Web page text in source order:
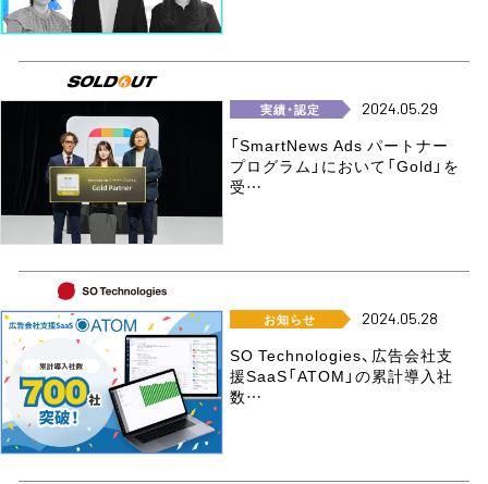
実績・認定 2024.05.29
「SmartNews Ads パートナー
プログラム」において「Gold」を
受…
お知らせ 2024.05.28
SO Technologies、広告会社支
援SaaS「ATOM」の累計導入社
数…